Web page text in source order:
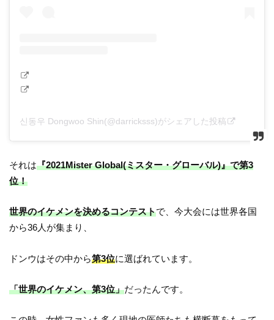
신동우 Dongwoo Shin(@darricksss)がシェアした投稿
それは『2021Mister Global(ミスター・グローバル)』で第3
位！
世界のイケメンを決めるコンテストで、今大会には世界各国
から36人が集まり、
ドンウはその中から第3位に選ばれています。
「世界のイケメン、第3位」だったんです。